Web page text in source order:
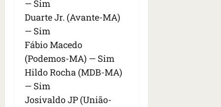
— Sim
Duarte Jr. (Avante-MA)
— Sim
Fábio Macedo
(Podemos-MA) — Sim
Hildo Rocha (MDB-MA)
— Sim
Josivaldo JP (União-